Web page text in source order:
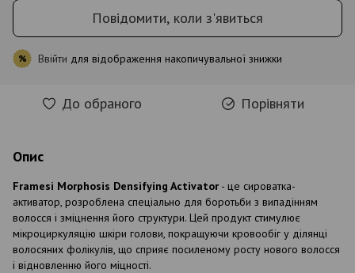
Повідомити, коли з'явиться
% Ввійти для відображення накопичувальної знижки
До обраного Порівняти
Опис
Framesi Morphosis Densifying Activator - це сироватка-
активатор, розроблена спеціально для боротьби з випадінням
волосся і зміцнення його структури. Цей продукт стимулює
мікроциркуляцію шкіри голови, покращуючи кровообіг у ділянці
волосяних фолікулів, що сприяє посиленому росту нового волосся
і відновленню його міцності.